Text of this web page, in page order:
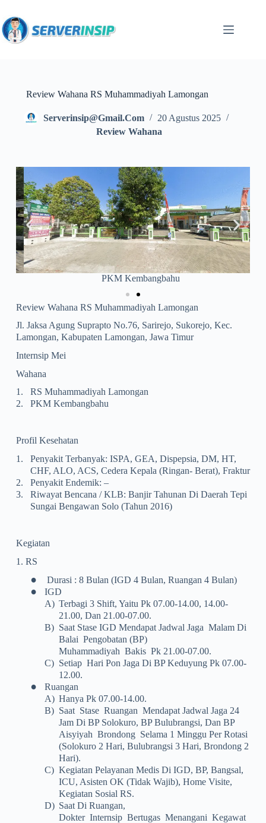
Review Wahana RS Muhammadiyah Lamongan
Serverinsip@gmail.com
20 Agustus 2025
Review Wahana
PKM Kembangbahu
Review Wahana RS Muhammadiyah Lamongan
Jl. Jaksa Agung Suprapto No.76, Sarirejo, Sukorejo, Kec.
Lamongan, Kabupaten Lamongan, Jawa Timur
Internsip Mei
Wahana
1.
RS Muhammadiyah Lamongan
2.
PKM Kembangbahu
Profil Kesehatan
1.
Penyakit Terbanyak: ISPA, GEA, Dispepsia, DM, HT,
CHF, ALO, ACS, Cedera Kepala (ringan- Berat), Fraktur
2.
Penyakit Endemik: –
3.
Riwayat Bencana / KLB: Banjir Tahunan Di Daerah Tepi
Sungai Bengawan Solo (tahun 2016)
Kegiatan
1. RS
• Durasi : 8 Bulan (IGD 4 Bulan, Ruangan 4 Bulan)
•
IGD
A) Terbagi 3 Shift, Yaitu Pk 07.00-14.00, 14.00-
21.00, Dan 21.00-07.00.
B) Saat Stase IGD Mendapat Jadwal Jaga Malam Di
Balai Pengobatan (BP)
Muhammadiyah Bakis Pk 21.00-07.00.
C) Setiap Hari Pon Jaga Di BP Keduyung Pk 07.00-
12.00.
•
Ruangan
A) Hanya Pk 07.00-14.00.
B) Saat Stase Ruangan Mendapat Jadwal Jaga 24
Jam Di BP Solokuro, BP Bulubrangsi, Dan BP
Aisyiyah Brondong Selama 1 Minggu Per Rotasi
(Solokuro 2 Hari, Bulubrangsi 3 Hari, Brondong 2
Hari).
C) Kegiatan Pelayanan Medis Di IGD, BP, Bangsal,
ICU, Asisten OK (tidak Wajib), Home Visite,
Kegiatan Sosial RS.
D) Saat Di Ruangan,
Dokter Internsip Bertugas Menangani Kegawat